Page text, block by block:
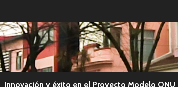
Innovación y éxito en el Proyecto Modelo ONU